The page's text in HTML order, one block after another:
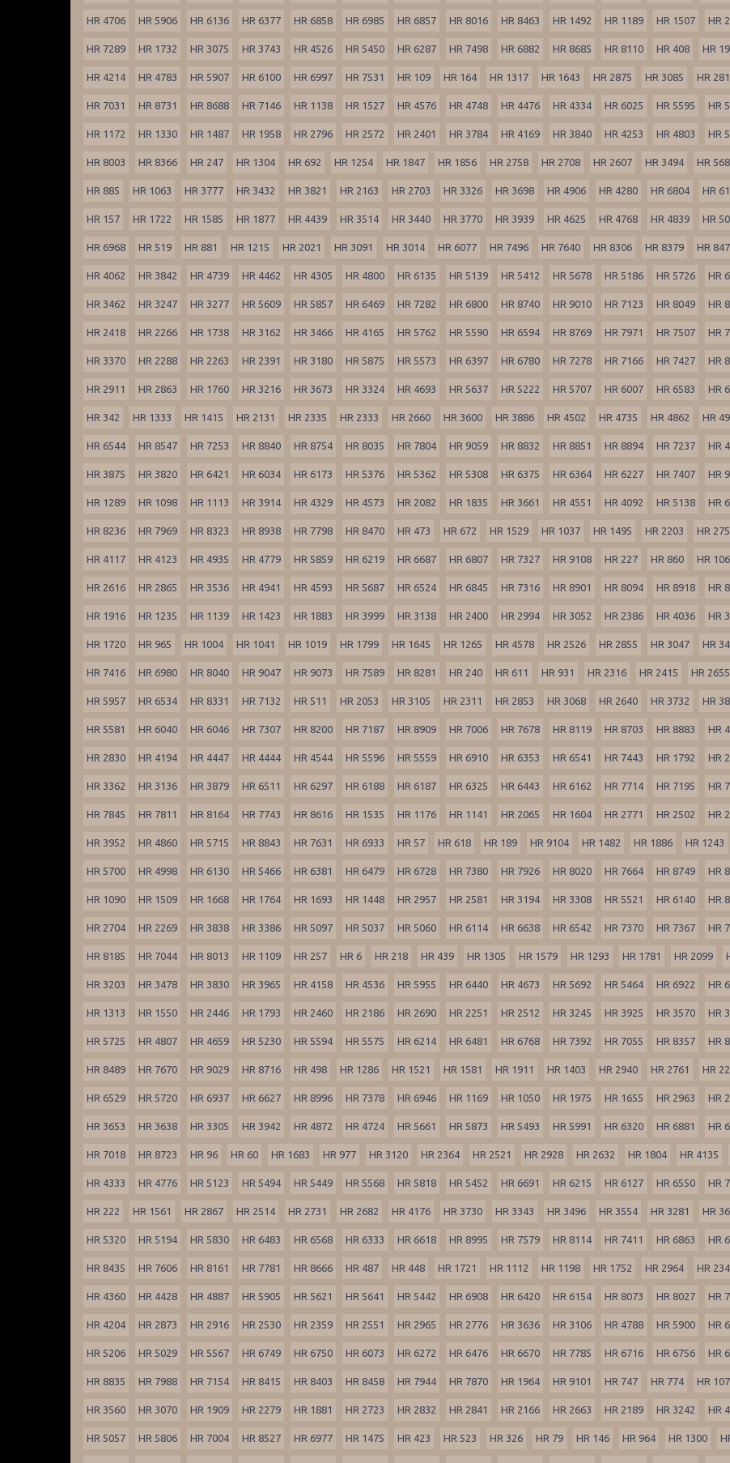
HR 4706 HR 5906 HR 6136 HR 6377 HR 6858 HR 6985 HR 6857 HR 8016 HR 8463 HR 1492 HR 1189 HR 1507 HR
HR 7289 HR 1732 HR 3075 HR 3743 HR 4526 HR 5450 HR 6287 HR 7498 HR 6882 HR 8685 HR 8110 HR 408 HR
HR 4214 HR 4783 HR 5907 HR 6100 HR 6997 HR 7531 HR 109 HR 164 HR 1317 HR 1643 HR 2875 HR 3085 HR
HR 7031 HR 8731 HR 8688 HR 7146 HR 1138 HR 1527 HR 4576 HR 4748 HR 4476 HR 4334 HR 6025 HR 5595 HR
HR 1172 HR 1330 HR 1487 HR 1958 HR 2796 HR 2572 HR 2401 HR 3784 HR 4169 HR 3840 HR 4253 HR 4803 HR
HR 8003 HR 8366 HR 247 HR 1304 HR 692 HR 1254 HR 1847 HR 1856 HR 2758 HR 2708 HR 2607 HR 3494 HR
HR 885 HR 1063 HR 3777 HR 3432 HR 3821 HR 2163 HR 2703 HR 3326 HR 3698 HR 4906 HR 4280 HR 6804 HR
HR 157 HR 1722 HR 1585 HR 1877 HR 4439 HR 3514 HR 3440 HR 3770 HR 3939 HR 4625 HR 4768 HR 4839 HR
HR 6968 HR 519 HR 881 HR 1215 HR 2021 HR 3091 HR 3014 HR 6077 HR 7496 HR 7640 HR 8306 HR 8379 HR
HR 4062 HR 3842 HR 4739 HR 4462 HR 4305 HR 4800 HR 6135 HR 5139 HR 5412 HR 5678 HR 5186 HR 5726 HR
HR 3462 HR 3247 HR 3277 HR 5609 HR 5857 HR 6469 HR 7282 HR 6800 HR 8740 HR 9010 HR 7123 HR 8049 HR
HR 2418 HR 2266 HR 1738 HR 3162 HR 3466 HR 4165 HR 5762 HR 5590 HR 6594 HR 8769 HR 7971 HR 7507 HR
HR 3370 HR 2288 HR 2263 HR 2391 HR 3180 HR 5875 HR 5573 HR 6397 HR 6780 HR 7278 HR 7166 HR 7427 HR
HR 2911 HR 2863 HR 1760 HR 3216 HR 3673 HR 3324 HR 4693 HR 5637 HR 5222 HR 5707 HR 6007 HR 6583 HR
HR 342 HR 1333 HR 1415 HR 2131 HR 2335 HR 2333 HR 2660 HR 3600 HR 3886 HR 4502 HR 4735 HR 4862 HR
HR 6544 HR 8547 HR 7253 HR 8840 HR 8754 HR 8035 HR 7804 HR 9059 HR 8832 HR 8851 HR 8894 HR 7237 HR
HR 3875 HR 3820 HR 6421 HR 6034 HR 6173 HR 5376 HR 5362 HR 5308 HR 6375 HR 6364 HR 6227 HR 7407 HR
HR 1289 HR 1098 HR 1113 HR 3914 HR 4329 HR 4573 HR 2082 HR 1835 HR 3661 HR 4551 HR 4092 HR 5138 HR
HR 8236 HR 7969 HR 8323 HR 8938 HR 7798 HR 8470 HR 473 HR 672 HR 1529 HR 1037 HR 1495 HR 2203 HR
HR 4117 HR 4123 HR 4935 HR 4779 HR 5859 HR 6219 HR 6687 HR 6807 HR 7327 HR 9108 HR 227 HR 860 HR
HR 2616 HR 2865 HR 3536 HR 4941 HR 4593 HR 5687 HR 6524 HR 6845 HR 7316 HR 8901 HR 8094 HR 8918 HR
HR 1916 HR 1235 HR 1139 HR 1423 HR 1883 HR 3999 HR 3138 HR 2400 HR 2994 HR 3052 HR 2386 HR 4036 HR
HR 1720 HR 965 HR 1004 HR 1041 HR 1019 HR 1799 HR 1645 HR 1265 HR 4578 HR 2526 HR 2855 HR 3047 HR
HR 7416 HR 6980 HR 8040 HR 9047 HR 9073 HR 7589 HR 8281 HR 240 HR 611 HR 931 HR 2316 HR 2415 HR 2655
HR 5957 HR 6534 HR 8331 HR 7132 HR 511 HR 2053 HR 3105 HR 2311 HR 2853 HR 3068 HR 2640 HR 3732 HR
HR 5581 HR 6040 HR 6046 HR 7307 HR 8200 HR 7187 HR 8909 HR 7006 HR 7678 HR 8119 HR 8703 HR 8883 HR
HR 2830 HR 4194 HR 4447 HR 4444 HR 4544 HR 5596 HR 5559 HR 6910 HR 6353 HR 6541 HR 7443 HR 1792 HR
HR 3362 HR 3136 HR 3879 HR 6511 HR 6297 HR 6188 HR 6187 HR 6325 HR 6443 HR 6162 HR 7714 HR 7195 HR
HR 7845 HR 7811 HR 8164 HR 7743 HR 8616 HR 1535 HR 1176 HR 1141 HR 2065 HR 1604 HR 2771 HR 2502 HR
HR 3952 HR 4860 HR 5715 HR 8843 HR 7631 HR 6933 HR 57 HR 618 HR 189 HR 9104 HR 1482 HR 1886 HR 1243
HR 5700 HR 4998 HR 6130 HR 5466 HR 6381 HR 6479 HR 6728 HR 7380 HR 7926 HR 8020 HR 7664 HR 8749 HR
HR 1090 HR 1509 HR 1668 HR 1764 HR 1693 HR 1448 HR 2957 HR 2581 HR 3194 HR 3308 HR 5521 HR 6140 HR
HR 2704 HR 2269 HR 3838 HR 3386 HR 5097 HR 5037 HR 5060 HR 6114 HR 6638 HR 6542 HR 7370 HR 7367 HR
HR 8185 HR 7044 HR 8013 HR 1109 HR 257 HR 6 HR 218 HR 439 HR 1305 HR 1579 HR 1293 HR 1781 HR 2099
HR 3203 HR 3478 HR 3830 HR 3965 HR 4158 HR 4536 HR 5955 HR 6440 HR 4673 HR 5692 HR 5464 HR 6922 HR
HR 1313 HR 1550 HR 2446 HR 1793 HR 2460 HR 2186 HR 2690 HR 2251 HR 2512 HR 3245 HR 3925 HR 3570 HR
HR 5725 HR 4807 HR 4659 HR 5230 HR 5594 HR 5575 HR 6214 HR 6481 HR 6768 HR 7392 HR 7055 HR 8357 HR
HR 8489 HR 7670 HR 9029 HR 8716 HR 498 HR 1286 HR 1521 HR 1581 HR 1911 HR 1403 HR 2940 HR 2761 HR
HR 6529 HR 5720 HR 6937 HR 6627 HR 8996 HR 7378 HR 6946 HR 1169 HR 1050 HR 1975 HR 1655 HR 2963 HR
HR 3653 HR 3638 HR 3305 HR 3942 HR 4872 HR 4724 HR 5661 HR 5873 HR 5493 HR 5991 HR 6320 HR 6881 HR
HR 7018 HR 8723 HR 96 HR 60 HR 1683 HR 977 HR 3120 HR 2364 HR 2521 HR 2928 HR 2632 HR 1804 HR 4135
HR 4333 HR 4776 HR 5123 HR 5494 HR 5449 HR 5568 HR 5818 HR 5452 HR 6691 HR 6215 HR 6127 HR 6550 HR
HR 222 HR 1561 HR 2867 HR 2514 HR 2731 HR 2682 HR 4176 HR 3730 HR 3343 HR 3496 HR 3554 HR 3281 HR
HR 5320 HR 5194 HR 5830 HR 6483 HR 6568 HR 6333 HR 6618 HR 8995 HR 7579 HR 8114 HR 7411 HR 6863 HR
HR 8435 HR 7606 HR 8161 HR 7781 HR 8666 HR 487 HR 448 HR 1721 HR 1112 HR 1198 HR 1752 HR 2964 HR
HR 4360 HR 4428 HR 4887 HR 5905 HR 5621 HR 5641 HR 5442 HR 6908 HR 6420 HR 6154 HR 8073 HR 8027 HR
HR 4204 HR 2873 HR 2916 HR 2530 HR 2359 HR 2551 HR 2965 HR 2776 HR 3636 HR 3106 HR 4788 HR 5900 HR
HR 5206 HR 5029 HR 5567 HR 6749 HR 6750 HR 6073 HR 6272 HR 6476 HR 6670 HR 7785 HR 6716 HR 6756 HR
HR 8835 HR 7988 HR 7154 HR 8415 HR 8403 HR 8458 HR 7944 HR 7870 HR 1964 HR 9101 HR 747 HR 774 HR
HR 3560 HR 3070 HR 1909 HR 2279 HR 1881 HR 2723 HR 2832 HR 2841 HR 2166 HR 2663 HR 2189 HR 3242 HR
HR 5057 HR 5806 HR 7004 HR 8527 HR 6977 HR 1475 HR 423 HR 523 HR 326 HR 79 HR 146 HR 964 HR 1300